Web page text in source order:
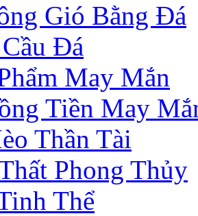
Gió Bằng Đá
Đá
May Mắn
Tiền May
Thần Tài
Phong Thủy
Thể